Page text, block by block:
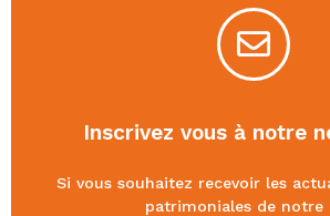
Inscrivez vous à notre
Si vous souhaitez recevoir les
patrimoniales de notre